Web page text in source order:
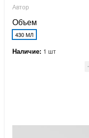
Автор
Объем
430 МЛ
Наличие: 1 шт